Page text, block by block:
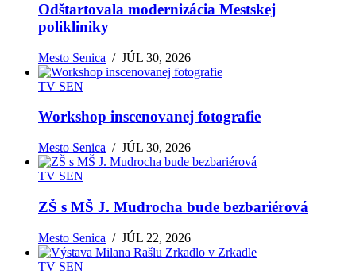
Odštartovala modernizácia Mestskej
polikliniky
Mesto Senica /JÚL 30, 2026
TV SEN
Workshop inscenovanej fotografie
Mesto Senica /JÚL 30, 2026
TV SEN
ZŠ s MŠ J. Mudrocha bude bezbariérová
Mesto Senica /JÚL 22, 2026
TV SEN